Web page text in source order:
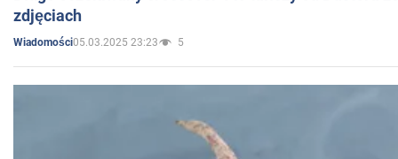
zdjęciach
Wiadomości05.03.2025 23:23 5